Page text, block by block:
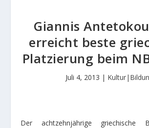
Giannis
erreicht beste
Platzierung beim
Juli 4, 2013 |
Der achtzehnjährige griechische